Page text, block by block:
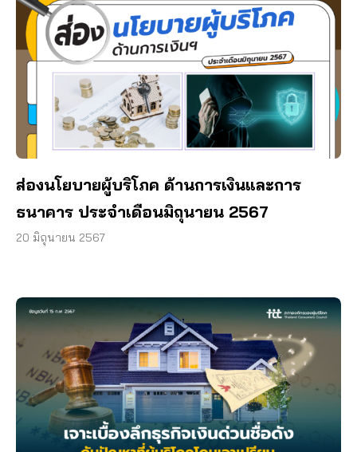
ส่องนโยบายผู้บริโภค ด้านการเงินและการ
ธนาคาร ประจำเดือนมิถุนายน 2567
20 มิถุนายน 2567